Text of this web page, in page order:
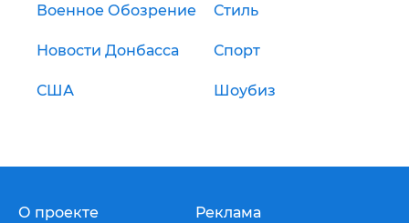
Военное Обозрение Стиль
Новости Донбасса Спорт
США Шоубиз
О проекте Реклама